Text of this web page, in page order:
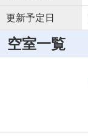
更新予定日
空室一覧